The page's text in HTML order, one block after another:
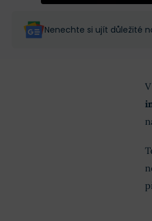
Nenechte si ujít důležité